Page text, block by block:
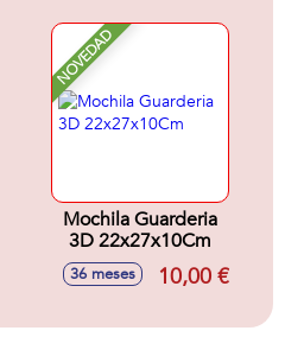
NOVEDAD
Mochila Guarderia
3D 22x27x10Cm
36 meses 10,00 €